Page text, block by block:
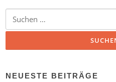
nach:
NEUESTE BEITRÄGE